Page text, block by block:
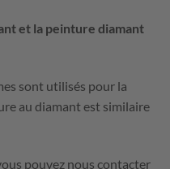
et la peinture diamant
sont utilisés pour la
au diamant est similaire
pouvez nous contacter